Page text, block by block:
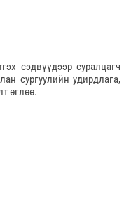
сэдвүүдээр суралцагч
сургуулийн удирдлага,
өглөө.